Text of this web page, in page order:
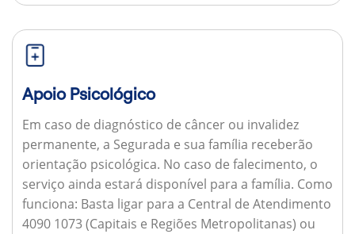
Apoio Psicológico
Em caso de diagnóstico de câncer ou invalidez
permanente, a Segurada e sua família receberão
orientação psicológica. No caso de falecimento, o
serviço ainda estará disponível para a família. Como
funciona: Basta ligar para a Central de Atendimento
4090 1073 (Capitais e Regiões Metropolitanas) ou